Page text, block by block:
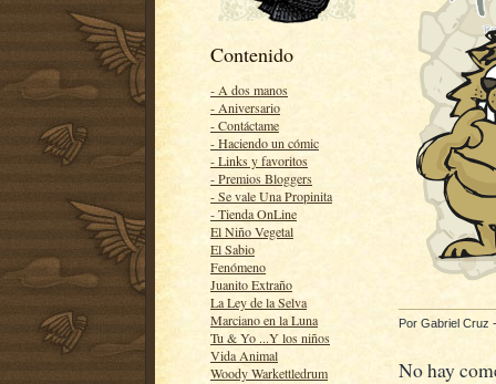
Contenido
- A dos manos
- Aniversario
- Contáctame
- Haciendo un cómic
- Links y favoritos
- Premios Bloggers
- Se vale Una Propinita
- Tienda OnLine
El Niño Vegetal
El Sabio
Fenómeno
Juanito Extraño
La Ley de la Selva
Marciano en la Luna
Tu & Yo ...Y los niños
Vida Animal
Woody Warkettledrum
Por Gabriel Cruz
No hay